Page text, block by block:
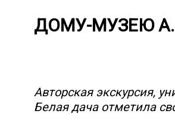
ДОМУ-МУЗЕЮ
Авторская экскурсия,
Белая дача отметила